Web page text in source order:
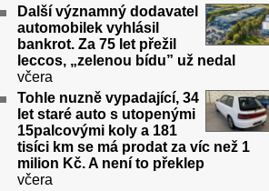
Další významný dodavatel
automobilek vyhlásil
bankrot. Za 75 let přežil
leccos, „zelenou bídu” už nedal
včera
Tohle nuzně vypadající, 34
let staré auto s utopenými
15palcovými koly a 181
tisíci km se má prodat za víc než 1
milion Kč. A není to překlep
včera